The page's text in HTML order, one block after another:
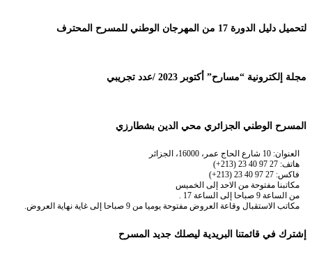
لتحميل دليل الدورة 17 من المهرجان الوطني للمسرح المحترف
مجلة إلكترونية “مسارح” أكتوبر 2023 /عدد تجريبي
المسرح الوطني الجزائري محي الدين بشطارزي
العنوان: 10 شارع الحاج عمر، 16000، الجزائر
هاتف: 27 97 40 23 (213+)
فاكس: 27 97 40 23 (213+)
مكاتبنا مفتوحة من الاحد إلى الخميس
من الساعة 9 صباحا إلى الساعة 17 .
مكاتب الاستقبال وقاعة العروض مفتوحة يوميا من 9 صباحا إلى غاية نهاية العروض.
إشترك في قائمتنا البريدية ليصلك جديد المسرح